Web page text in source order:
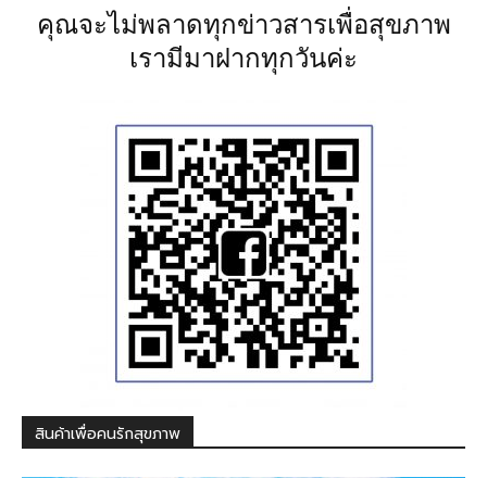
คุณจะไม่พลาดทุกข่าวสารเพื่อสุขภาพ
เรามีมาฝากทุกวันค่ะ
สินค้าเพื่อคนรักสุขภาพ